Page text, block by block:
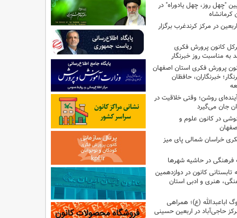
"چهل روز، چهل یادوراه" در
در مرکز کرندغرب برگزار
کانون پرورش فکری
به مناسبت روز خبرنگار
پرورش فکری استان اصفهان
خبرنگاران، حافظان
آینده‌ای روشن؛ وقتی خلاقیت در
جان می‌گیرد
در کانون علوم و
خراسان شمالی پای میز
فرهنگی در حاشیه شهرها
تابستانی کانون در دوازدهمین
هنری و ادبی استان
اباعبدالله (ع)؛ همراهی
حاجی‌آباد در اربعین حسینی